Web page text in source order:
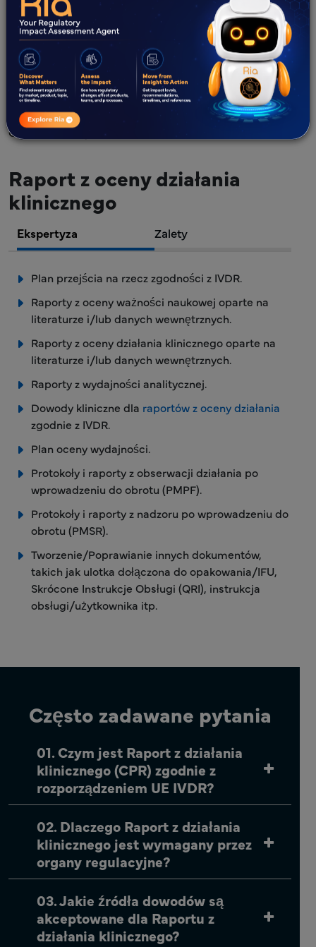
procesem fizjologicznym lub patologicznym, lub
zgodnie z populacją docelową i zamierzonym
użytkownikiem.”
Z ponad dziesięcioletnim doświadczeniem i
dedykowanym zespołem ekspertów w dziedzinie, Freyr
stworzył solidny model dostarczania wysokiej jakości
CPR dla złożonych produktów.
Raport z oceny działania
klinicznego
Ekspertyza Zalety
Plan przejścia na rzecz zgodności z IVDR.
Raporty z oceny ważności naukowej oparte na
literaturze i/lub danych wewnętrznych.
Raporty z oceny działania klinicznego oparte na
literaturze i/lub danych wewnętrznych.
Raporty z wydajności analitycznej.
Dowody kliniczne dla raportów z oceny działania
zgodnie z IVDR.
Plan oceny wydajności.
Protokoły i raporty z obserwacji działania po
wprowadzeniu do obrotu (PMPF).
Protokoły i raporty z nadzoru po wprowadzeniu do
obrotu (PMSR).
Tworzenie/Poprawianie innych dokumentów,
takich jak ulotka dołączona do opakowania/IFU,
Skrócone Instrukcje Obsługi (QRI), instrukcja
obsługi/użytkownika itp.
Często zadawane pytania
01. Czym jest Raport z działania
klinicznego (CPR) zgodnie z
rozporządzeniem UE IVDR?
02. Dlaczego Raport z działania
klinicznego jest wymagany przez
organy regulacyjne?
03. Jakie źródła dowodów są
akceptowane dla Raportu z
działania klinicznego?